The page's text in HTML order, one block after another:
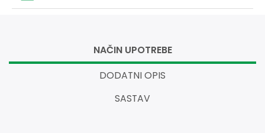
NAČIN UPOTREBE
DODATNI OPIS
SASTAV